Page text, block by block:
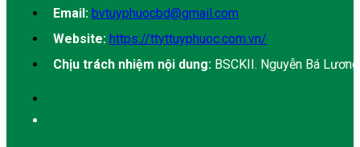
Email: bvtuyphuocbd@gmail.com
Website: https://ttyttuyphuoc.com.vn/
Chịu trách nhiệm nội dung: BSCKII. Nguyễn Bá